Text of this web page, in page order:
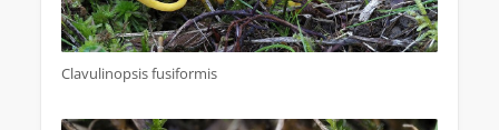
Clavulinopsis fusiformis